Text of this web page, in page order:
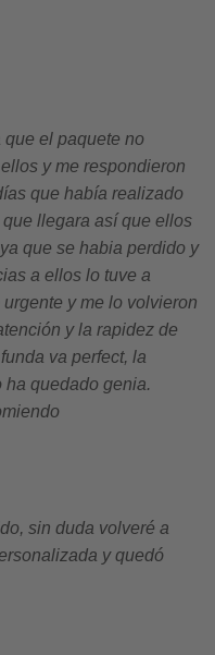
el paquete no
y me respondieron
que había realizado
llegara así que ellos
que se habia perdido y
a ellos lo tuve a
y me lo volvieron
y la rapidez de
va perfect, la
quedado genia.
sin duda volveré a
y quedó